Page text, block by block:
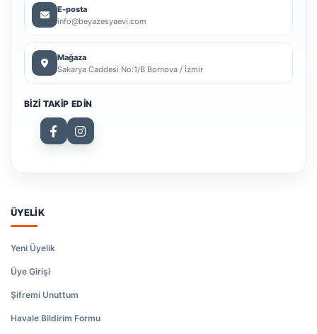
E-posta
info@beyazesyaevi.com
Mağaza
Sakarya Caddesi No:1/B Bornova / İzmir
BIZI TAKIP EDIN
ÜYELİK
Yeni Üyelik
Üye Girişi
Şifremi Unuttum
Havale Bildirim Formu